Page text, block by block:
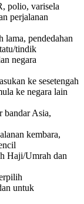
polio, varisela
perjalanan
lama, pendedahan
tindik
negara
ke sesetengah
ke negara lain
bandar Asia,
kembara,
Haji/Umrah dan
untuk